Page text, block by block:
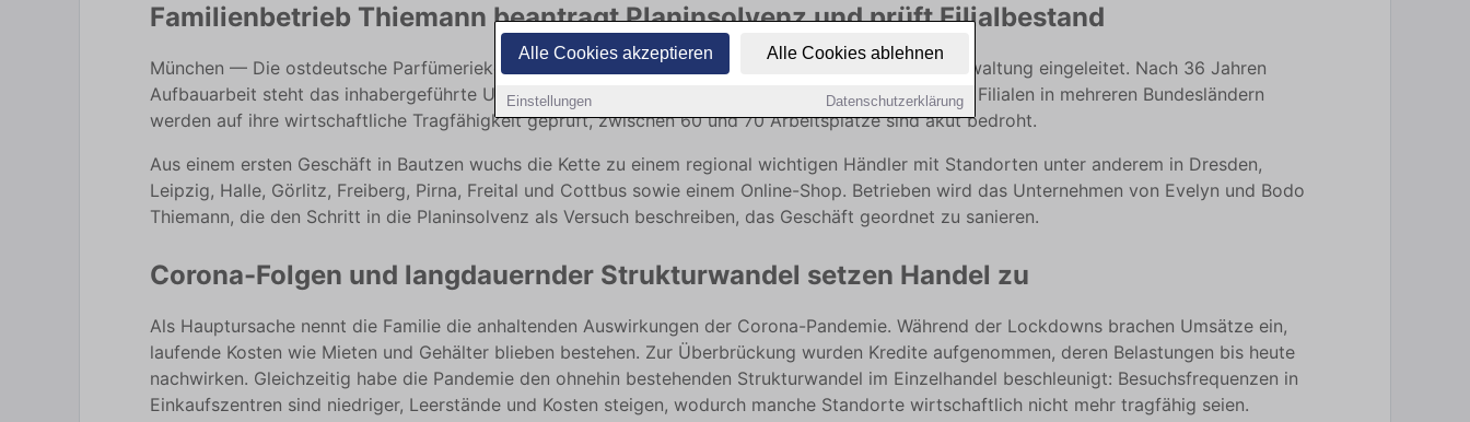
Alle Cookies akzeptieren Alle Cookies ablehnen
Einstellungen Datenschutzerklärung
Familienbetrieb Thiemann beantragt Planinsolvenz und prüft Filialbestand
München — Die ostdeutsche Parfümeriekette Thiemann hat ein Planinsolvenzverfahren in Eigenverwaltung eingeleitet. Nach 36 Jahren
Aufbauarbeit steht das inhabergeführte Unternehmen vor einer grundlegenden Neuordnung: Alle 13 Filialen in mehreren Bundesländern
werden auf ihre wirtschaftliche Tragfähigkeit geprüft, zwischen 60 und 70 Arbeitsplätze sind akut bedroht.
Aus einem ersten Geschäft in Bautzen wuchs die Kette zu einem regional wichtigen Händler mit Standorten unter anderem in Dresden,
Leipzig, Halle, Görlitz, Freiberg, Pirna, Freital und Cottbus sowie einem Online-Shop. Betrieben wird das Unternehmen von Evelyn und Bodo
Thiemann, die den Schritt in die Planinsolvenz als Versuch beschreiben, das Geschäft geordnet zu sanieren.
Corona-Folgen und langdauernder Strukturwandel setzen Handel zu
Als Hauptursache nennt die Familie die anhaltenden Auswirkungen der Corona-Pandemie. Während der Lockdowns brachen Umsätze ein,
laufende Kosten wie Mieten und Gehälter blieben bestehen. Zur Überbrückung wurden Kredite aufgenommen, deren Belastungen bis heute
nachwirken. Gleichzeitig habe die Pandemie den ohnehin bestehenden Strukturwandel im Einzelhandel beschleunigt: Besuchsfrequenzen in
Einkaufszentren sind niedriger, Leerstände und Kosten steigen, wodurch manche Standorte wirtschaftlich nicht mehr tragfähig seien.